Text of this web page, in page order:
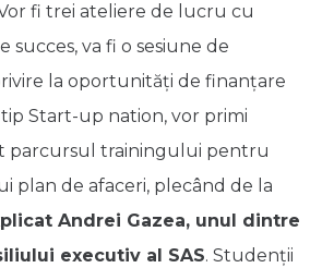
fi trei ateliere de lucru cu
succes, va fi o sesiune de
la oportunități de finanțare
Start-up nation, vor primi
parcursul trainingului pentru
plan de afaceri, plecând de la
Andrei Gazea, unul dintre
executiv al SAS. Studenții